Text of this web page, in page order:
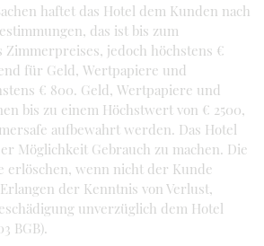
haftet das Hotel dem Kunden nach
das ist bis zum
Zimmerpreises, jedoch höchstens €
für Geld, Wertpapiere und
€ 800. Geld, Wertpapiere und
bis zu einem Höchstwert von € 2500,
aufbewahrt werden. Das Hotel
Möglichkeit Gebrauch zu machen. Die
erlöschen, wenn nicht der Kunde
der Kenntnis von Verlust,
unverzüglich dem Hotel
BGB).